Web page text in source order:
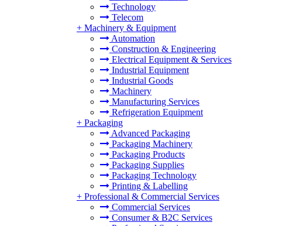
Technology
Telecom
+ Machinery & Equipment
Automation
Construction & Engineering
Electrical Equipment & Services
Industrial Equipment
Industrial Goods
Machinery
Manufacturing Services
Refrigeration Equipment
+ Packaging
Advanced Packaging
Packaging Machinery
Packaging Products
Packaging Supplies
Packaging Technology
Printing & Labelling
+ Professional & Commercial Services
Commercial Services
Consumer & B2C Services